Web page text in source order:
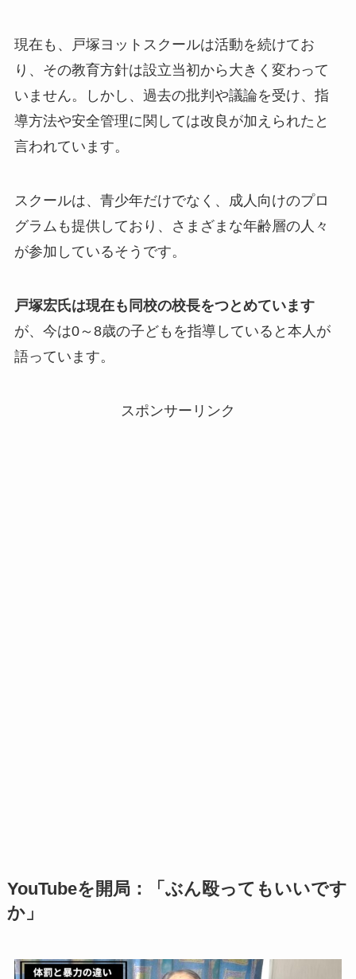
現在も、戸塚ヨットスクールは活動を続けてお
り、その教育方針は設立当初から大きく変わって
いません。しかし、過去の批判や議論を受け、指
導方法や安全管理に関しては改良が加えられたと
言われています。
スクールは、青少年だけでなく、成人向けのプロ
グラムも提供しており、さまざまな年齢層の人々
が参加しているそうです。
戸塚宏氏は現在も同校の校長をつとめています
が、今は0～8歳の子どもを指導していると本人が
語っています。
スポンサーリンク
YouTubeを開局：「ぶん殴ってもいいです
か」